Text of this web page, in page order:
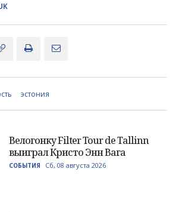
эстония
Велогонку Filter Tour de Tallinn
выиграл Кристо Энн Вага
СОБЫТИЯ Сб, 08 августа 2026